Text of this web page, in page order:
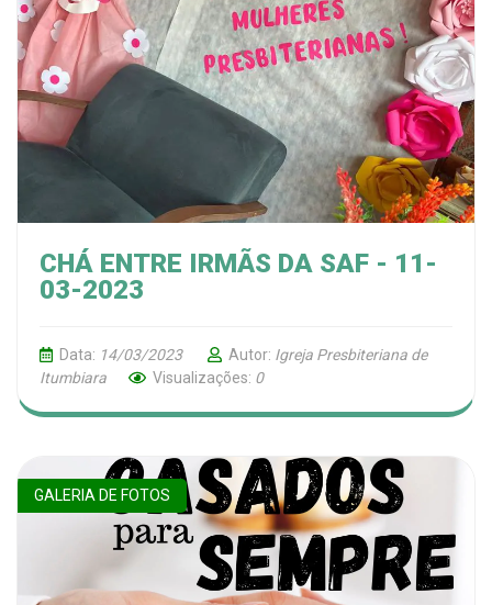
CHÁ ENTRE IRMÃS DA SAF - 11-
03-2023
Data: 14/03/2023 Autor: Igreja Presbiteriana de
Itumbiara
Visualizações: 0
GALERIA DE FOTOS